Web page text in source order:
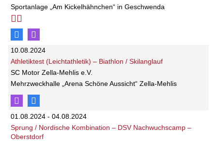
Sportanlage „Am Kickelhähnchen“ in Geschwenda
10.08.2024
Athletiktest (Leichtathletik) – Biathlon / Skilanglauf
SC Motor Zella-Mehlis e.V.
Mehrzweckhalle „Arena Schöne Aussicht“ Zella-Mehlis
01.08.2024 - 04.08.2024
Sprung / Nordische Kombination – DSV Nachwuchscamp –
Oberstdorf